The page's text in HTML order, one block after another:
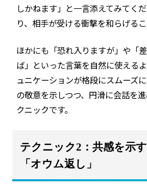
しかねます」と一言添えてみてく
り、相手が受ける衝撃を和らげるこ
ほかにも「恐れ入りますが」や「
ば」といった言葉を自然に使える
ュニケーションが格段にスムーズ
の敬意を示しつつ、円滑に会話を
クニックです。
テクニック2：共感を示
「オウム返し」